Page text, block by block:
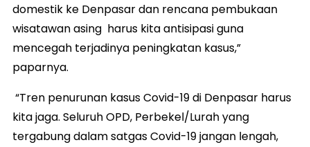
domestik ke Denpasar dan rencana pembukaan
wisatawan asing harus kita antisipasi guna
mencegah terjadinya peningkatan kasus,”
paparnya.
“Tren penurunan kasus Covid-19 di Denpasar harus
kita jaga. Seluruh OPD, Perbekel/Lurah yang
tergabung dalam satgas Covid-19 jangan lengah,